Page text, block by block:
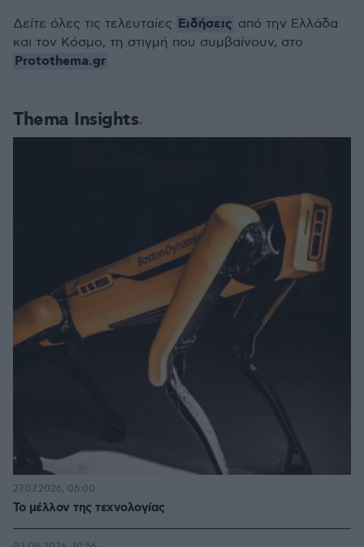
Thema Insights
Το μέλλον της τεχνολογίας
27.07.2026, 06:00
Δείτε όλες τις τελευταίες Ειδήσεις από την Ελλάδα
και τον Κόσμο, τη στιγμή που συμβαίνουν, στο
Protothema.gr